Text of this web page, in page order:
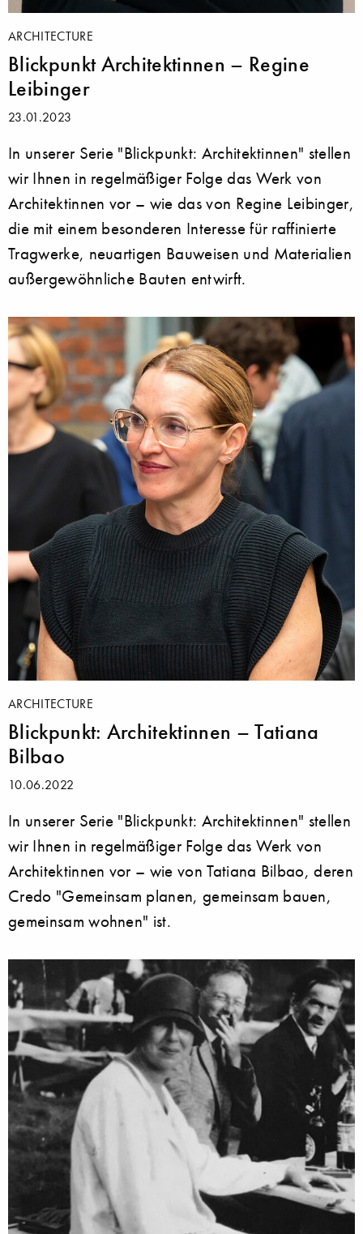
ARCHITECTURE
Blickpunkt Architektinnen – Regine
Leibinger
23.01.2023
In unserer Serie "Blickpunkt: Architektinnen" stellen
wir Ihnen in regelmäßiger Folge das Werk von
Architektinnen vor – wie das von Regine Leibinger,
die mit einem besonderen Interesse für raffinierte
Tragwerke, neuartigen Bauweisen und Materialien
außergewöhnliche Bauten entwirft.
ARCHITECTURE
Blickpunkt: Architektinnen – Tatiana
Bilbao
10.06.2022
In unserer Serie "Blickpunkt: Architektinnen" stellen
wir Ihnen in regelmäßiger Folge das Werk von
Architektinnen vor – wie von Tatiana Bilbao, deren
Credo "Gemeinsam planen, gemeinsam bauen,
gemeinsam wohnen" ist.